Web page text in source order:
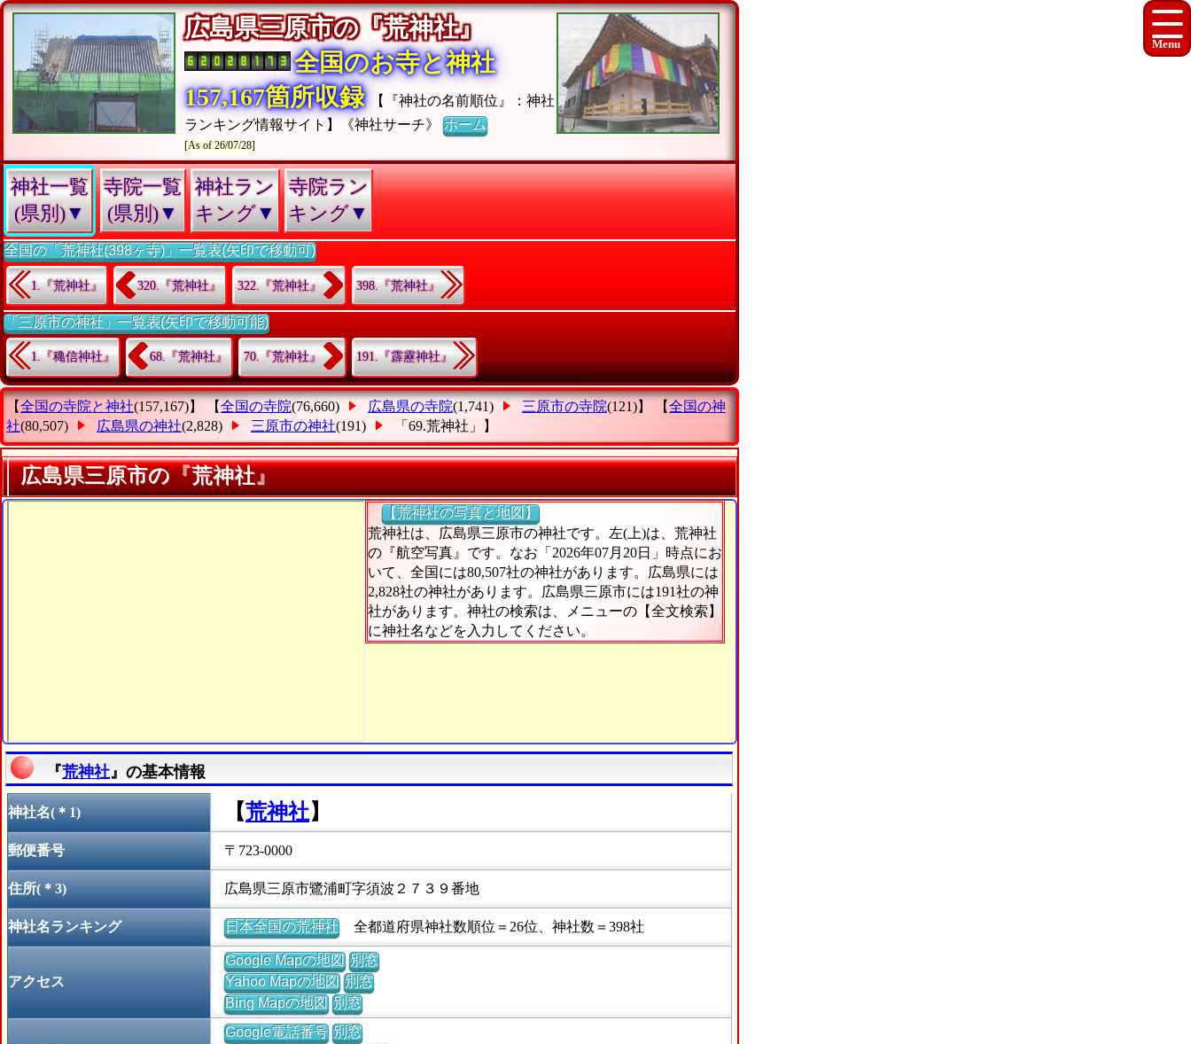
広島県三原市の『荒神社』
全国のお寺と神社
157,167箇所収録
【『神社の名前順位』：神社
ランキング情報サイト】《神社サーチ》ホーム
[As of 26/07/28]
神社一覧
(県別)▼
寺院一覧
(県別)▼
神社ラン
キング▼
寺院ラン
キング▼
全国の「荒神社(398ヶ寺)」一覧表(矢印で移動可)
1.『荒神社』 320.『荒神社』 322.『荒神社』 398.『荒神社』
「三原市の神社」一覧表(矢印で移動可能)
1.『穐信神社』 68.『荒神社』 70.『荒神社』 191.『霹靂神社』
【全国の寺院と神社(157,167)】 【全国の寺院(76,660) 広島県の寺院(1,741) 三原市の寺院(121)】 【全国の神
社(80,507) 広島県の神社(2,828) 三原市の神社(191) 「69.荒神社」 】
広島県三原市の『荒神社』
【荒神社の写真と地図】
荒神社は、広島県三原市の神社です。左(上)は、荒神社
の『航空写真』です。なお「2026年07月20日」時点にお
いて、全国には80,507社の神社があります。広島県には
2,828社の神社があります。広島県三原市には191社の神
社があります。神社の検索は、メニューの【全文検索】
に神社名などを入力してください。
『荒神社 』の基本情報
神社名(＊1) 【荒神社】
郵便番号 〒723-0000
住所(＊3) 広島県三原市鷺浦町字須波２７３９番地
神社名ランキング 日本全国の荒神社全都道府県神社数順位＝26位、神社数＝398社
アクセス
Google Mapの地図 別窓
Yahoo Mapの地図 別窓
Bing Mapの地図 別窓
Google電話番号 別窓